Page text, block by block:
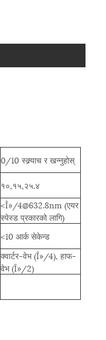
0/10 स्क्र्याच र खन्नुहोस्
१०,१५,२५.४
<Î»/4@632.8nm (एयर
स्पेस्ड प्रकारको लागि)
<10 आर्क सेकेन्ड
क्वार्टर-वेभ (Î»/4), हाफ-
वेभ (Î»/2)